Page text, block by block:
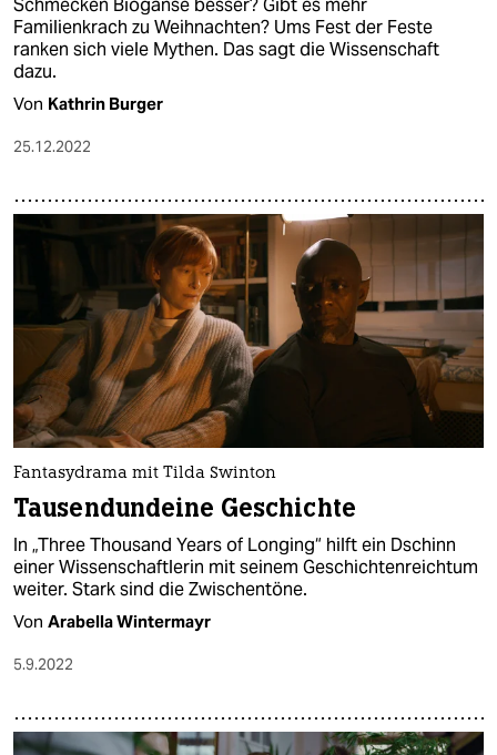
Schmecken Biogänse besser? Gibt es mehr
Familienkrach zu Weihnachten? Ums Fest der Feste
ranken sich viele Mythen. Das sagt die Wissenschaft
dazu.
Von Kathrin Burger
25.12.2022
Fantasydrama mit Tilda Swinton
Tausendundeine Geschichte
In „Three Thousand Years of Longing“ hilft ein Dschinn
einer Wissenschaftlerin mit seinem Geschichtenreichtum
weiter. Stark sind die Zwischentöne.
Von Arabella Wintermayr
5.9.2022